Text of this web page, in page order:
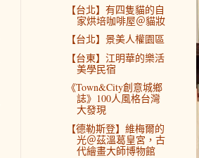
【台北】有四隻貓的自
家烘培咖啡屋＠貓妝
【台北】景美人權園區
【台東】江明華的樂活
美學民宿
《Town&City創意城鄉
誌》100人風格台灣
大發現
【德勒斯登】維梅爾的
光＠茲溫葛皇宮，古
代繪畫大師博物館